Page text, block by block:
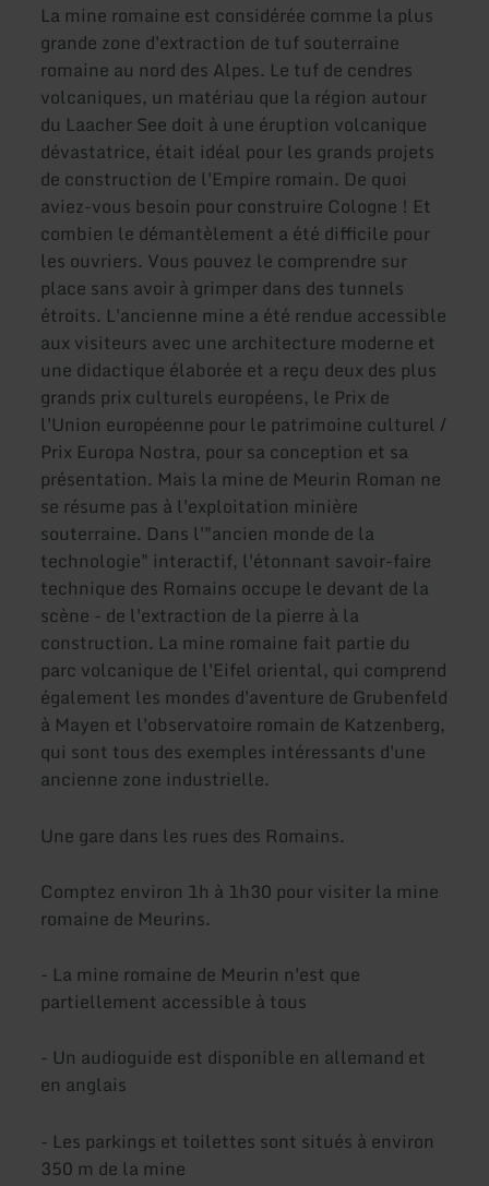
La mine romaine est considérée comme la plus
grande zone d'extraction de tuf souterraine
romaine au nord des Alpes. Le tuf de cendres
volcaniques, un matériau que la région autour
du Laacher See doit à une éruption volcanique
dévastatrice, était idéal pour les grands projets
de construction de l'Empire romain. De quoi
aviez-vous besoin pour construire Cologne ! Et
combien le démantèlement a été difficile pour
les ouvriers. Vous pouvez le comprendre sur
place sans avoir à grimper dans des tunnels
étroits. L'ancienne mine a été rendue accessible
aux visiteurs avec une architecture moderne et
une didactique élaborée et a reçu deux des plus
grands prix culturels européens, le Prix de
l'Union européenne pour le patrimoine culturel /
Prix Europa Nostra, pour sa conception et sa
présentation. Mais la mine de Meurin Roman ne
se résume pas à l'exploitation minière
souterraine. Dans l'"ancien monde de la
technologie" interactif, l'étonnant savoir-faire
technique des Romains occupe le devant de la
scène - de l'extraction de la pierre à la
construction. La mine romaine fait partie du
parc volcanique de l'Eifel oriental, qui comprend
également les mondes d'aventure de Grubenfeld
à Mayen et l'observatoire romain de Katzenberg,
qui sont tous des exemples intéressants d'une
ancienne zone industrielle.
Une gare dans les rues des Romains.
Comptez environ 1h à 1h30 pour visiter la mine
romaine de Meurins.
- La mine romaine de Meurin n'est que
partiellement accessible à tous
- Un audioguide est disponible en allemand et
en anglais
- Les parkings et toilettes sont situés à environ
350 m de la mine